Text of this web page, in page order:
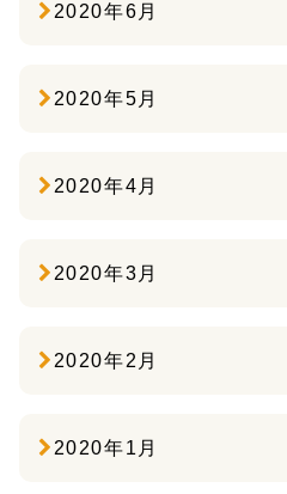
2020年6月
2020年5月
2020年4月
2020年3月
2020年2月
2020年1月